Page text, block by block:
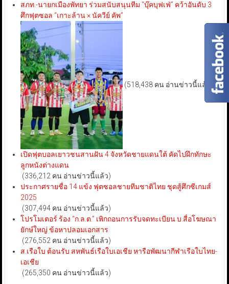
สภท.-นายกเมืองพัทยา ร่วมสนับสนุนทีม “บุ๊คบุฟเฟ่” คว้าอันดับ 3
ศึกฟุตซอล “เกาะล้าน × นัควีย์ คัพ”
(518,438 คน อ่านข่าวนี้แล้ว)
เปิดฟุตบอลเยาวชนสานฝัน 4 จังหวัดชายแดนใต้ คัดไปฝึกทักษะ
ลูกหนังต่างแดน
(336,212 คน อ่านข่าวนี้แล้ว)
ประกาศรายชื่อ 14 แข้ง ฟุตซอลชายทีมชาติไทย ชุดสู้ศึกซีเกมส์
2025
(307,494 คน อ่านข่าวนี้แล้ว)
โปรโมเตอร์ ร้อง “ก.ล.ต.” เพิกถอนการรับจดทะเบียน บ.สื่อโฆษณา
ยักษ์ใหญ่ ข้อหาปลอมเอกสาร
(276,552 คน อ่านข่าวนี้แล้ว)
ส.เรือใบ ต้อนรับ สหพันธ์เรือใบเอเชีย หารือพัฒนากีฬาเรือใบไทย-
เอเชีย
(265,350 คน อ่านข่าวนี้แล้ว)